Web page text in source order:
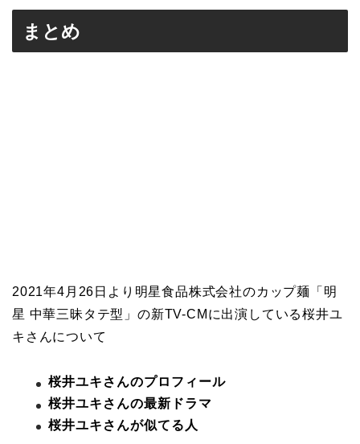
まとめ
2021年4月26日より明星食品株式会社のカップ麺「明
星 中華三昧タテ型」の新TV-CMに出演している桜井ユ
キさんについて
桜井ユキさんのプロフィール
桜井ユキさんの最新ドラマ
桜井ユキさんが似てる人